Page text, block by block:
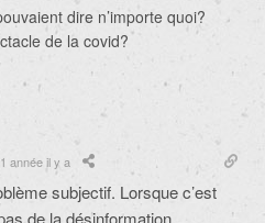
dire n’importe quoi?
de la covid?
1 année il y a
subjectif. Lorsque c’est
de la désinformation.